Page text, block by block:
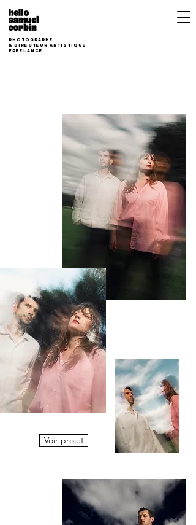
photographe
& Directeur Artistique
freelance
Voir projet